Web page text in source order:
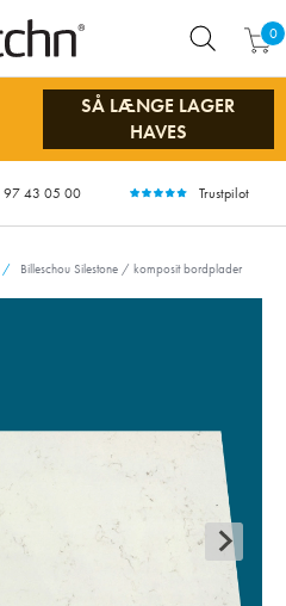
0
SÅ LÆNGE LAGER
HAVES
97 43 05 00 Trustpilot
Billeschou Silestone / komposit bordplader